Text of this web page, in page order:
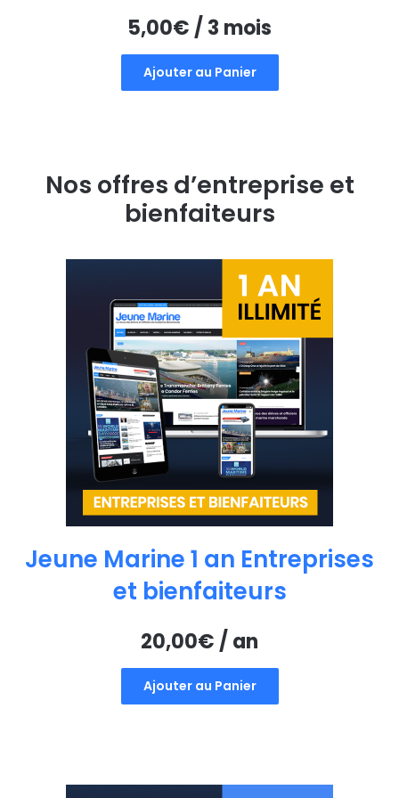
5,00€ / 3 mois
Ajouter au Panier
Nos offres d’entreprise et
bienfaiteurs
Jeune Marine 1 an Entreprises
et bienfaiteurs
20,00€/ an
Ajouter au Panier